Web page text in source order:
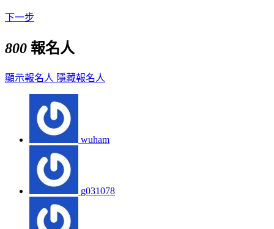
下一步
800 報名人
顯示報名人 隱藏報名人
wuham
g031078